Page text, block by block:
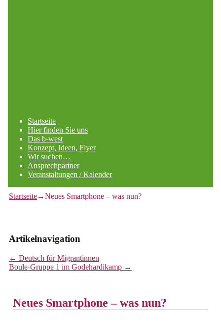
Startseite
Hier finden Sie uns
Das b-west
Konzept, Ideen, Flyer
Wir suchen…
Ansprechpartner
Veranstaltungen / Kalender
Startseite→Neues Smartphone – was nun?
Artikelnavigation
← Deutsch für Migrantinnen
Boule-Gruppe 1 im Godehardikamp →
Neues Smartphone – was nun?